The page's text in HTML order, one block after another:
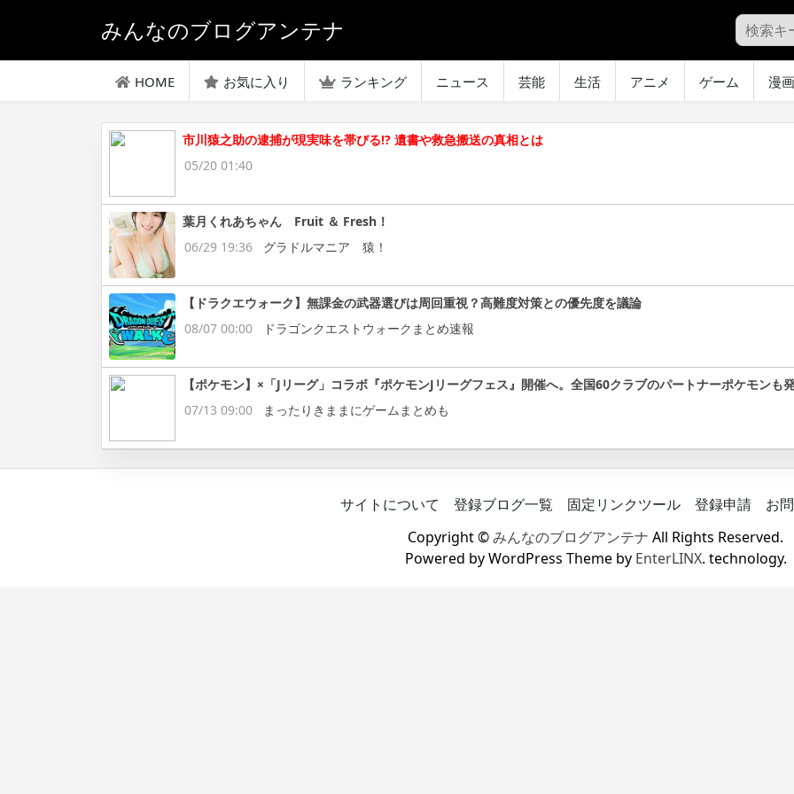
みんなのブログアンテナ
HOME お気に入り ランキング ニュース 芸能 生活 アニメ ゲーム 漫画
市川猿之助の逮捕が現実味を帯びる!? 遺書や救急搬送の真相とは
05/20 01:40
葉月くれあちゃん Fruit ＆ Fresh！
06/29 19:36
グラドルマニア 猿！
【ドラクエウォーク】無課金の武器選びは周回重視？高難度対策との優先度を議論
08/07 00:00
ドラゴンクエストウォークまとめ速報
【ポケモン】×「Jリーグ」コラボ『ポケモンJリーグフェス』開催へ。全国60クラブのパートナーポケモンも
07/13 09:00
まったりきままにゲームまとめも
サイトについて 登録ブログ一覧 固定リンクツール 登録申請
お
Copyright ©みんなのブログアンテナ All Rights Reserved.
Powered by WordPress Theme by EnterLINX. technology.